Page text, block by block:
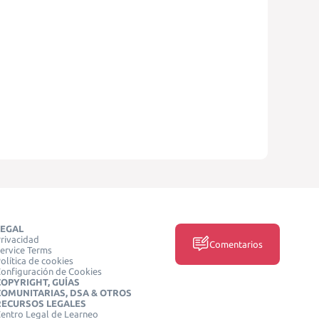
Terms
de cookies
de Cookies
GUÍAS
DSA & OTROS
LEGALES
Legal de Learneo
Comentarios